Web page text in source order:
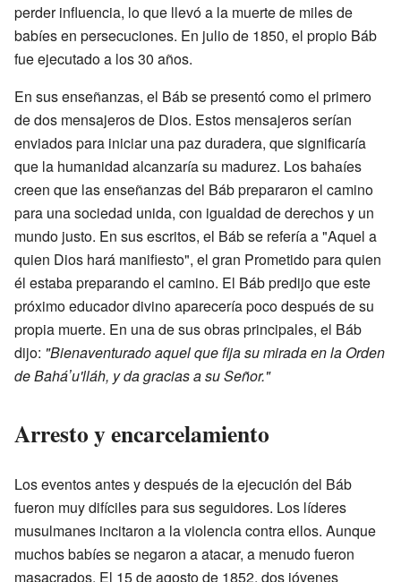
perder influencia, lo que llevó a la muerte de miles de
babíes en persecuciones. En julio de 1850, el propio Báb
fue ejecutado a los 30 años.
En sus enseñanzas, el Báb se presentó como el primero
de dos mensajeros de Dios. Estos mensajeros serían
enviados para iniciar una paz duradera, que significaría
que la humanidad alcanzaría su madurez. Los bahaíes
creen que las enseñanzas del Báb prepararon el camino
para una sociedad unida, con igualdad de derechos y un
mundo justo. En sus escritos, el Báb se refería a "Aquel a
quien Dios hará manifiesto", el gran Prometido para quien
él estaba preparando el camino. El Báb predijo que este
próximo educador divino aparecería poco después de su
propia muerte. En una de sus obras principales, el Báb
dijo: "Bienaventurado aquel que fija su mirada en la Orden
de Baháʼu'lláh, y da gracias a su Señor."
Arresto y encarcelamiento
Los eventos antes y después de la ejecución del Báb
fueron muy difíciles para sus seguidores. Los líderes
musulmanes incitaron a la violencia contra ellos. Aunque
muchos babíes se negaron a atacar, a menudo fueron
masacrados. El 15 de agosto de 1852, dos jóvenes